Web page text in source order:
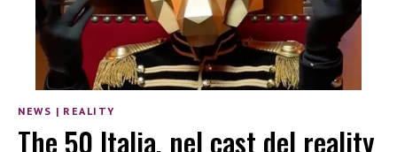
NEWS | REALITY
The 50 Italia, nel cast del reality